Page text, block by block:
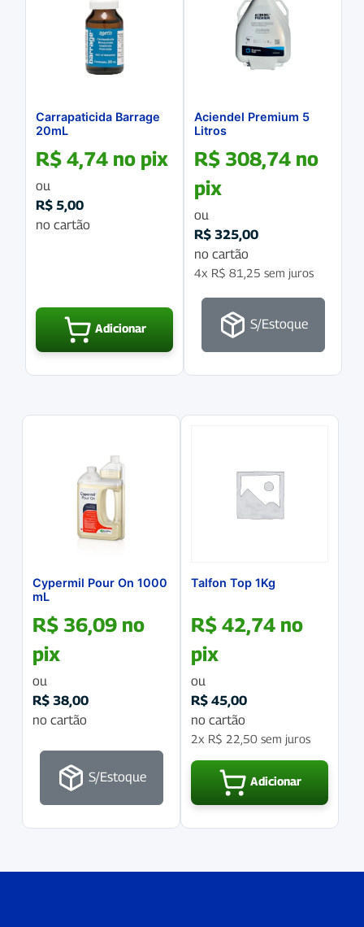
Carrapaticida Barrage
20mL
R$ 4,74 no pix
ou
R$ 5,00
no cartão
Adicionar
Aciendel Premium 5
Litros
R$ 308,74 no
pix
ou
R$ 325,00
no cartão
4x R$ 81,25 sem juros
S/Estoque
Cypermil Pour On 1000
mL
R$ 36,09 no
pix
ou
R$ 38,00
no cartão
S/Estoque
Talfon Top 1Kg
R$ 42,74 no
pix
ou
R$ 45,00
no cartão
2x R$ 22,50 sem juros
Adicionar